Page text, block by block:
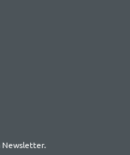
Newsletter.